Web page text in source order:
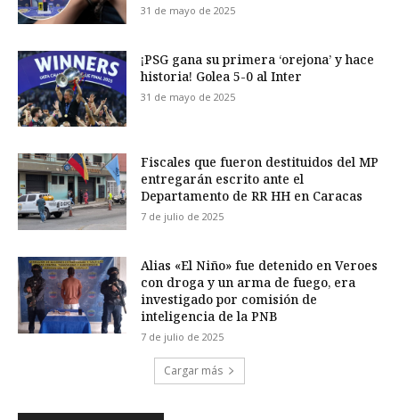
31 de mayo de 2025
¡PSG gana su primera ‘orejona’ y hace
historia! Golea 5-0 al Inter
31 de mayo de 2025
Fiscales que fueron destituidos del MP
entregarán escrito ante el
Departamento de RR HH en Caracas
7 de julio de 2025
Alias «El Niño» fue detenido en Veroes
con droga y un arma de fuego, era
investigado por comisión de
inteligencia de la PNB
7 de julio de 2025
Cargar más